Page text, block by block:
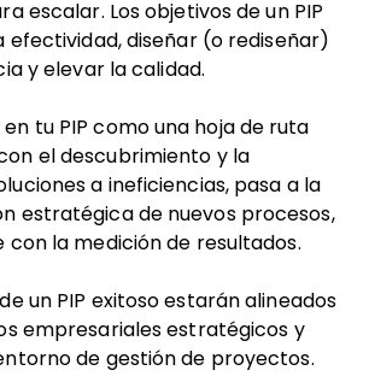
escalar. Los objetivos de un PIP
efectividad, diseñar (o rediseñar)
y elevar la calidad.
tu PIP como una hoja de ruta
el descubrimiento y la
a ineficiencias, pasa a la
estratégica de nuevos procesos,
con la medición de resultados.
un PIP exitoso estarán alineados
empresariales estratégicos y
de gestión de proyectos.